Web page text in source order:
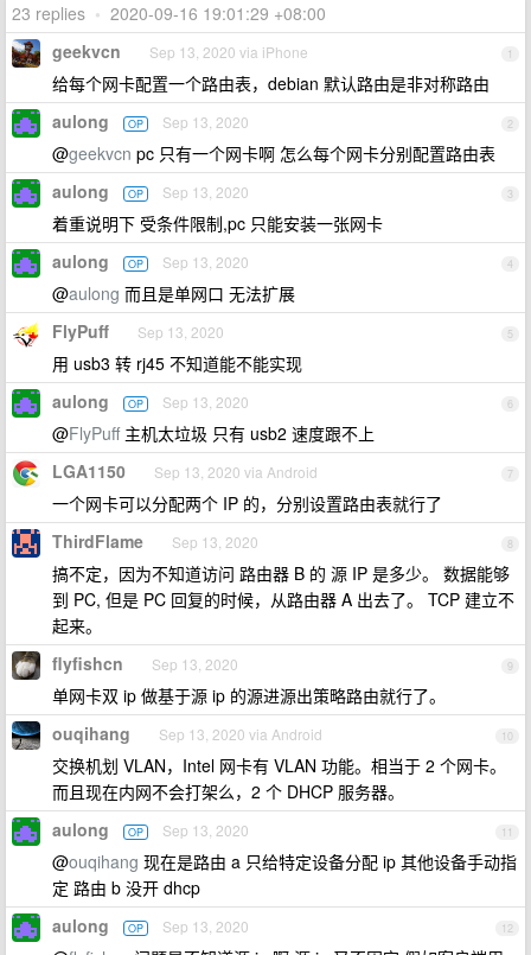
23 replies • 2020-09-16 19:01:29 +08:00
1
geekvcn Sep 13, 2020 via iPhone
给每个网卡配置一个路由表，debian 默认路由是非对称路由
2
aulong OP Sep 13, 2020
@geekvcn pc 只有一个网卡啊 怎么每个网卡分别配置路由表
3
aulong OP Sep 13, 2020
着重说明下 受条件限制,pc 只能安装一张网卡
4
aulong OP Sep 13, 2020
@aulong 而且是单网口 无法扩展
5
FlyPuff Sep 13, 2020
用 usb3 转 rj45 不知道能不能实现
6
aulong OP Sep 13, 2020
@FlyPuff主机太垃圾 只有 usb2 速度跟不上
7
LGA1150 Sep 13, 2020 via Android
一个网卡可以分配两个 IP 的，分别设置路由表就行了
8
ThirdFlame Sep 13, 2020
搞不定，因为不知道访问 路由器 B 的 源 IP 是多少。 数据能够
到 PC, 但是 PC 回复的时候，从路由器 A 出去了。 TCP 建立不
起来。
9
flyfishcn Sep 13, 2020
单网卡双 ip 做基于源 ip 的源进源出策略路由就行了。
10
ouqihang Sep 13, 2020 via Android
交换机划 VLAN，Intel 网卡有 VLAN 功能。相当于 2 个网卡。
而且现在内网不会打架么，2 个 DHCP 服务器。
11
aulong OP Sep 13, 2020
@ouqihang 现在是路由 a 只给特定设备分配 ip 其他设备手动指
定 路由 b 没开 dhcp
12
aulong OP Sep 13, 2020